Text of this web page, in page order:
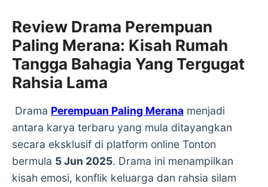
Review Drama Perempuan
Paling Merana: Kisah Rumah
Tangga Bahagia Yang Tergugat
Rahsia Lama
Drama Perempuan Paling Merana menjadi
antara karya terbaru yang mula ditayangkan
secara eksklusif di platform online Tonton
bermula 5 Jun 2025. Drama ini menampilkan
kisah emosi, konflik keluarga dan rahsia silam